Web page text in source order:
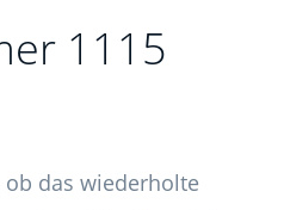
1115
das wiederholte